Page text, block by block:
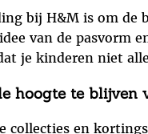
bij H&M is om de
van de
je kinderen niet
hoogte te
en